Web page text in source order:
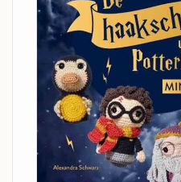
Over wolder